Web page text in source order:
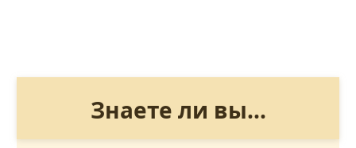
Знаете ли вы...